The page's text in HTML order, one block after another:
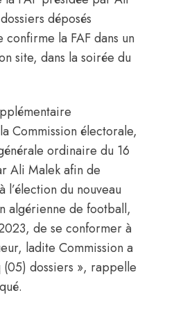
déposés
la FAF dans un
site, dans la soirée du
Commission électorale,
ordinaire du 16
Ali Malek afin de
l’élection du nouveau
algérienne de football,
de se conformer à
ladite Commission a
dossiers », rappelle